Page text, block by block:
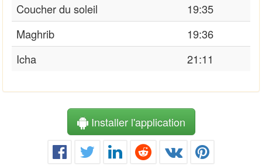
Coucher du soleil
19:35
Maghrib
19:36
Icha
21:11
Installer l'application